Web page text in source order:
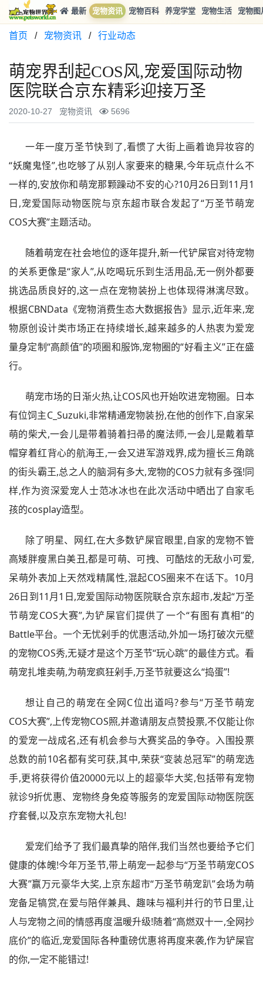
最新 宠物资讯 宠物百科 养宠学堂 宠物生活 宠物图
首页 / 宠物资讯 / 行业动态
萌宠界刮起COS风,宠爱国际动物
医院联合京东精彩迎接万圣
2020-10-27 宠物资讯 5696
一年一度万圣节快到了,看惯了大街上画着诡异妆容的
“妖魔鬼怪”,也吃够了从别人家要来的糖果,今年玩点什么不
一样的,安放你和萌宠那颗躁动不安的心?10月26日到11月1
日,宠爱国际动物医院与京东超市联合发起了“万圣节萌宠
COS大赛”主题活动。
随着萌宠在社会地位的逐年提升,新一代铲屎官对待宠物
的关系更像是“家人”,从吃喝玩乐到生活用品,无一例外都要
挑选品质良好的,这一点在宠物装扮上也体现得淋漓尽致。
根据CBNData《宠物消费生态大数据报告》显示,近年来,宠
物原创设计类市场正在持续增长,越来越多的人热衷为爱宠
量身定制“高颜值”的项圈和服饰,宠物圈的“好看主义”正在盛
行。
萌宠市场的日渐火热,让COS风也开始吹进宠物圈。日本
有位饲主C_Suzuki,非常精通宠物装扮,在他的创作下,自家呆
萌的柴犬,一会儿是带着骑着扫帚的魔法师,一会儿是戴着草
帽穿着红背心的航海王,一会又进军游戏界,成为擅长三角跳
的街头霸王,总之人的脑洞有多大,宠物的COS力就有多强!同
样,作为资深爱宠人士范冰冰也在此次活动中晒出了自家毛
孩的cosplay造型。
除了明星、网红,在大多数铲屎官眼里,自家的宠物不管
高矮胖瘦黑白美丑,都是可萌、可拽、可酷炫的无敌小可爱,
呆萌外表加上天然戏精属性,混起COS圈来不在话下。10月
26日到11月1日,宠爱国际动物医院联合京东超市,发起“万圣
节萌宠COS大赛”,为铲屎官们提供了一个“有图有真相”的
Battle平台。一个无忧剁手的优惠活动,外加一场打破次元壁
的宠物COS秀,无疑才是这个万圣节“玩心跳”的最佳方式。看
萌宠扎堆卖萌,为萌宠疯狂剁手,万圣节就要这么“捣蛋”!
想让自己的萌宠在全网C位出道吗?参与“万圣节萌宠
COS大赛”,上传宠物COS照,并邀请朋友点赞投票,不仅能让你
的爱宠一战成名,还有机会参与大赛奖品的争夺。入围投票
总数的前10名都有奖可获,其中,荣获“变装总冠军”的萌宠选
手,更将获得价值20000元以上的超豪华大奖,包括带有宠物
就诊9折优惠、宠物终身免疫等服务的宠爱国际动物医院医
疗套餐,以及京东宠物大礼包!
爱宠们给予了我们最真挚的陪伴,我们当然也要给予它们
健康的体魄!今年万圣节,带上萌宠一起参与“万圣节萌宠COS
大赛”赢万元豪华大奖,上京东超市“万圣节萌宠趴”会场为萌
宠备足犒赏,在爱与陪伴兼具、趣味与福利并行的节日里,让
人与宠物之间的情感再度温暖升级!随着“高燃双十一,全网抄
底价”的临近,宠爱国际各种重磅优惠将再度来袭,作为铲屎官
的你,一定不能错过!